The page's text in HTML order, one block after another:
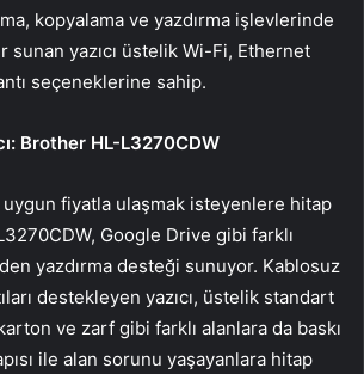
kopyalama ve yazdırma işlevlerinde
yazıcı üstelik Wi-Fi, Ethernet
seçeneklerine sahip.
Brother HL-L3270CDW
fiyatla ulaşmak isteyenlere hitap
Google Drive gibi farklı
yazdırma desteği sunuyor. Kablosuz
destekleyen yazıcı, üstelik standart
karton ve zarf gibi farklı alanlara da baskı
ile alan sorunu yaşayanlara hitap